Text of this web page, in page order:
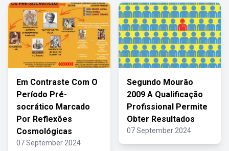
Em Contraste Com O
Período Pré-
socrático Marcado
Por Reflexões
Cosmológicas
07 September 2024
Segundo Mourão
2009 A Qualificação
Profissional Permite
Obter Resultados
07 September 2024